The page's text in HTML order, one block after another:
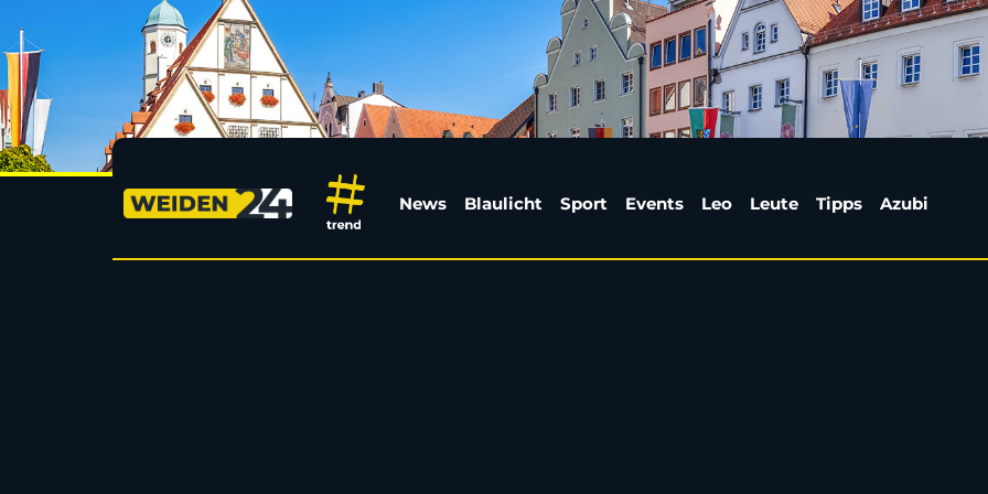
2.150 Drogentote in Deutschland - Jeder
News Blaulicht Sport Events Leo Leute Tipps Azubi